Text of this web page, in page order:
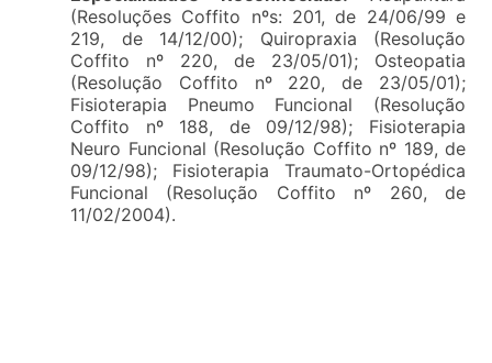
(Resoluções Coffito nºs: 201, de 24/06/99 e
219, de 14/12/00); Quiropraxia (Resolução
Coffito nº 220, de 23/05/01); Osteopatia
(Resolução Coffito nº 220, de 23/05/01);
Fisioterapia Pneumo Funcional (Resolução
Coffito nº 188, de 09/12/98); Fisioterapia
Neuro Funcional (Resolução Coffito nº 189, de
09/12/98); Fisioterapia Traumato-Ortopédica
Funcional (Resolução Coffito nº 260, de
11/02/2004).